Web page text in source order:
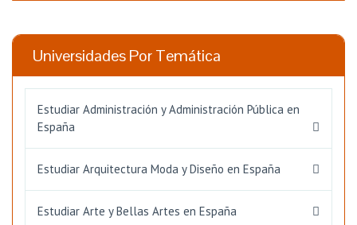
Universidades Por Temática
Estudiar Administración y Administración Pública en
España
Estudiar Arquitectura Moda y Diseño en España
Estudiar Arte y Bellas Artes en España